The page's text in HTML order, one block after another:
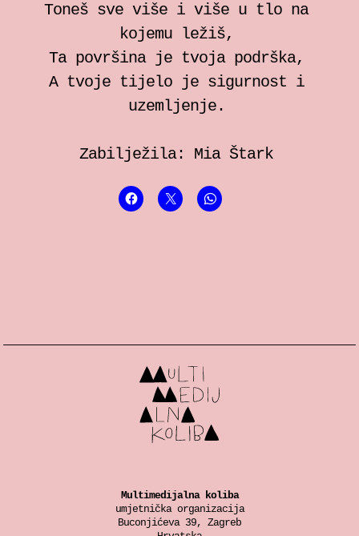
Mia Štark
Kontakt
en
Toneš sve više i više u tlo na
kojemu ležiš,
Ta površina je tvoja podrška,
A tvoje tijelo je sigurnost i
uzemljenje.
Zabilježila: Mia Štark
Multimedijalna koliba
umjetnička organizacija
Buconjićeva 39, Zagreb